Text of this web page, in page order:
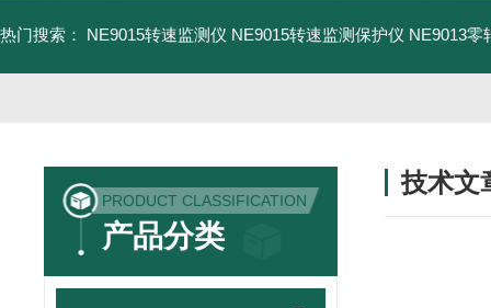
热门搜索： NE9015转速监测仪 NE9015转速监测保护仪 NE9013零
PRODUCT CLASSIFICATION
产品分类
技术文